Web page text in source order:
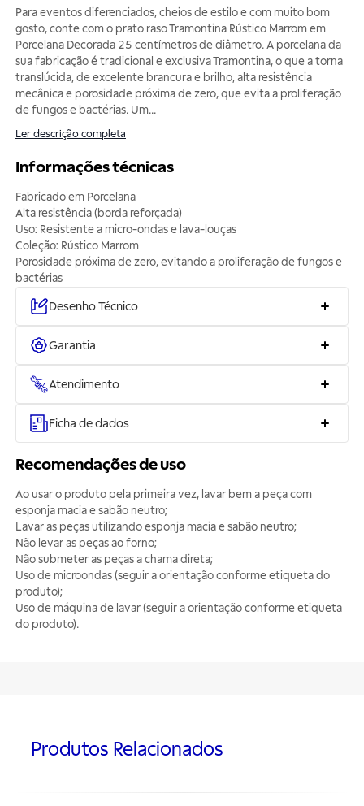
Para eventos diferenciados, cheios de estilo e com muito bom
gosto, conte com o prato raso Tramontina Rústico Marrom em
Porcelana Decorada 25 centímetros de diâmetro. A porcelana da
sua fabricação é tradicional e exclusiva Tramontina, o que a torna
translúcida, de excelente brancura e brilho, alta resistência
mecânica e porosidade próxima de zero, que evita a proliferação
de fungos e bactérias. Um...
Ler descrição completa
Informações técnicas
Fabricado em Porcelana
Alta resistência (borda reforçada)
Uso: Resistente a micro-ondas e lava-louças
Coleção: Rústico Marrom
Porosidade próxima de zero, evitando a proliferação de fungos e
bactérias
Desenho Técnico
Garantia
Atendimento
Ficha de dados
Recomendações de uso
Ao usar o produto pela primeira vez, lavar bem a peça com
esponja macia e sabão neutro;
Lavar as peças utilizando esponja macia e sabão neutro;
Não levar as peças ao forno;
Não submeter as peças a chama direta;
Uso de microondas (seguir a orientação conforme etiqueta do
produto);
Uso de máquina de lavar (seguir a orientação conforme etiqueta
do produto).
Produtos Relacionados